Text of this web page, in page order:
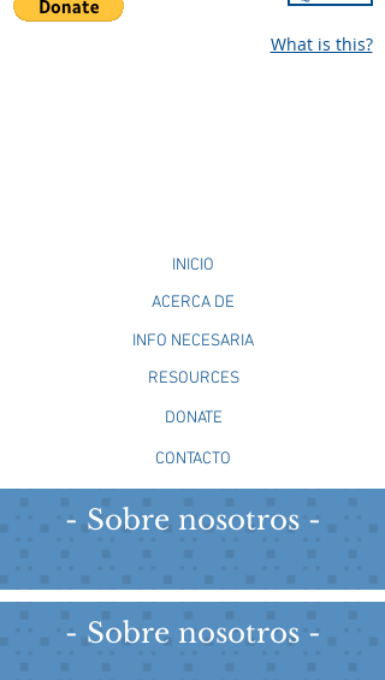
What is this?
INICIO
ACERCA DE
INFO NECESARIA
RESOURCES
DONATE
CONTACTO
- Sobre nosotros -
- Sobre nosotros -